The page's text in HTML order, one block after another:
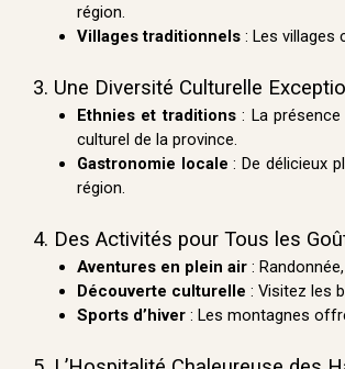
région.
Villages traditionnels: Les villages
3. Une Diversité Culturelle
Ethnies et traditions: La présence
culturel de la province.
Gastronomie locale : De délicieux
région.
4. Des Activités pour Tous les
Aventures en plein air:
Découverte culturelle : Visitez les
Sports d’hiver: Les montagnes